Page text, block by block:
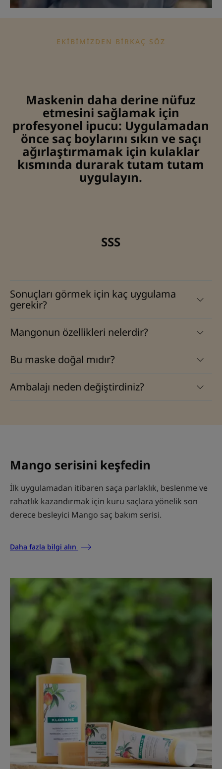
EKIBIMIZDEN BIRKAÇ SÖZ
Maskenin daha derine nüfuz
etmesini sağlamak için
profesyonel ipucu: Uygulamadan
önce saç boylarını sıkın ve saçı
ağırlaştırmamak için kulaklar
kısmında durarak tutam tutam
uygulayın.
SSS
Sonuçları görmek için kaç uygulama
gerekir?
Mangonun özellikleri nelerdir?
Bu maske doğal mıdır?
Ambalajı neden değiştirdiniz?
Mango serisini keşfedin
İlk uygulamadan itibaren saça parlaklık, beslenme ve
rahatlık kazandırmak için kuru saçlara yönelik son
derece besleyici Mango saç bakım serisi.
Daha fazla bilgi alın